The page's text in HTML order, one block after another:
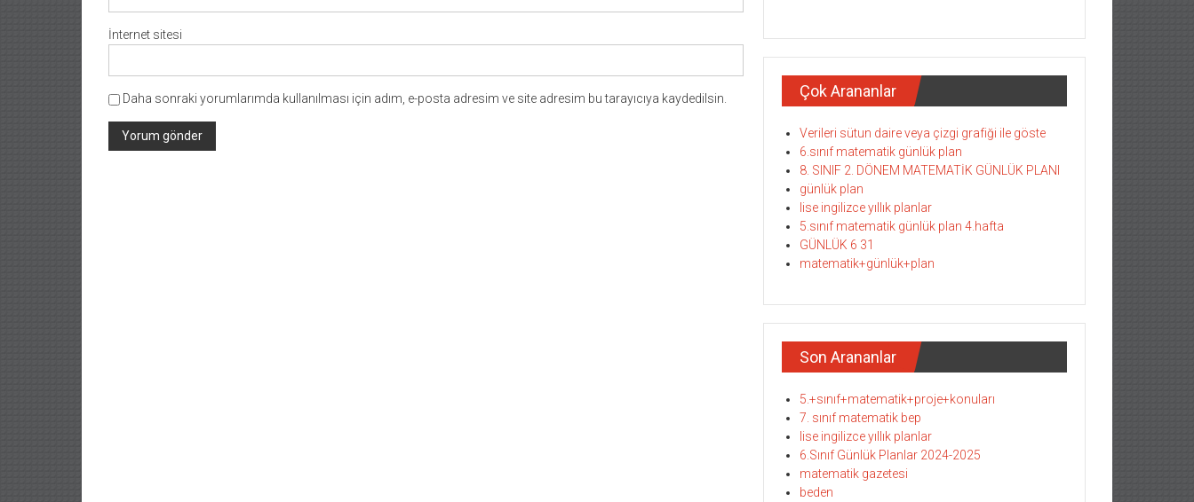
İnternet sitesi
Daha sonraki yorumlarımda kullanılması için adım, e-posta adresim ve site adresim bu tarayıcıya kaydedilsin. Çok Arananlar
Verileri sütun daire veya çizgi grafiği ile göste
6.sınıf matematik günlük plan
8. SINIF 2. DÖNEM MATEMATİK GÜNLÜK PLANI
günlük plan
lise ingilizce yıllık planlar
5.sınıf matematik günlük plan 4.hafta
GÜNLÜK 6 31
matematik+günlük+plan
Son Arananlar
5.+sınıf+matematik+proje+konuları
7. sınıf matematik bep
lise ingilizce yıllık planlar
6.Sınıf Günlük Planlar 2024-2025
matematik gazetesi
beden